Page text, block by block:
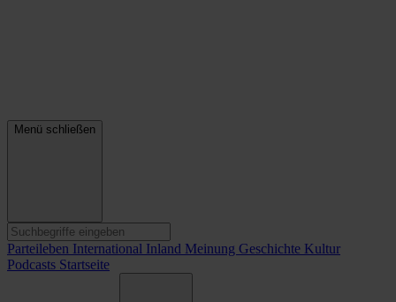
Menü schließen
Parteileben International Inland Meinung Geschichte Kultur
Podcasts Startseite